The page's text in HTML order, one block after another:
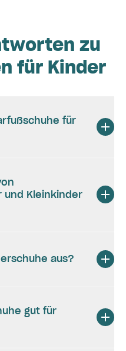
zu
für Kinder
für
und Kleinkinder
aus?
gut für